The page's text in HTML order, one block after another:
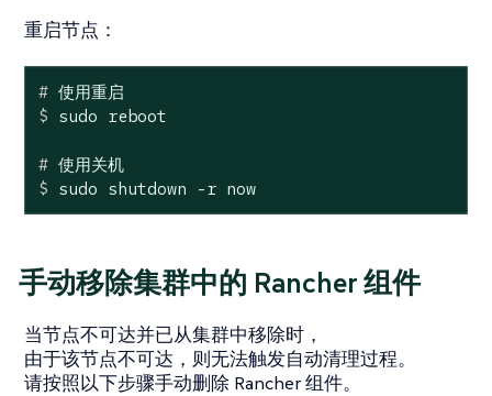
重启节点 ：
# 使用重启
$ sudo reboot
# 使用关机
$ sudo shutdown -r now
手动移除集群中的 Rancher 组件
当节点不可达并已从集群中移除时，
由于该节点不可达，则无法触发自动清理过程。
请按照以下步骤手动删除 Rancher 组件。